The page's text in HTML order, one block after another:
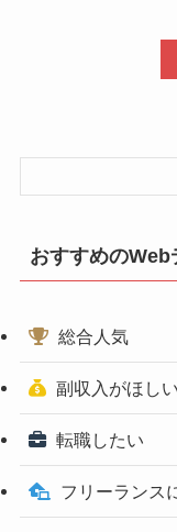
おすすめの
総合人気
副収入がほしい
転職したい
フリーランス